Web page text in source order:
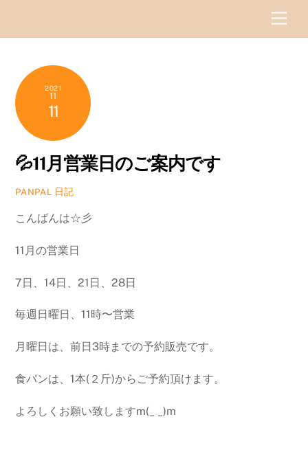
2021
11
11
💦11月営業日のご案内です
PANPAL 日記
こんばんは☆彡
11月の営業日
7日、14日、21日、28日
毎週日曜日、11時〜営業
月曜日は、前日3時までの予約販売です。
食パンは、1本(２斤)からご予約頂けます。
よろしくお願い致しますm(_ _)m